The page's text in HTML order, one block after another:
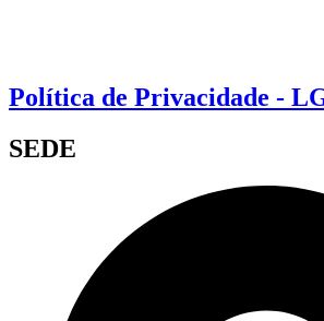
Política de Privacidade -
SEDE